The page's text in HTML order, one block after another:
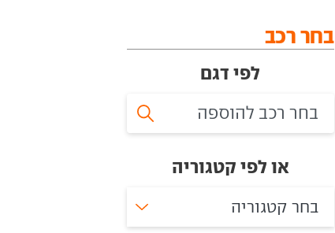
בחר רכב
לפי דגם
או לפי קטגוריה
בחר קטגוריה